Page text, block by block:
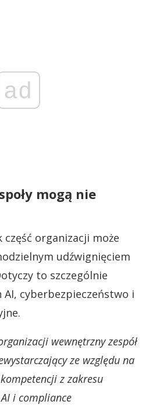
ad
mogą nie
część organizacji może
udźwignięciem
to szczególnie
AI, cyberbezpieczeństwo i
wewnętrzny zespół
ze względu na
z zakresu
i compliance